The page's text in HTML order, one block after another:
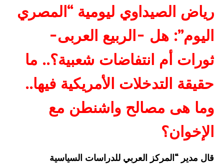
رياض الصيداوي ليومية “المصري
اليوم”: هل -الربيع العربى-
ثورات أم انتفاضات شعبية؟.. ما
حقيقة التدخلات الأمريكية فيها..
وما هى مصالح واشنطن مع
الإخوان؟
قال مدير “المركز العربي للدراسات السياسية